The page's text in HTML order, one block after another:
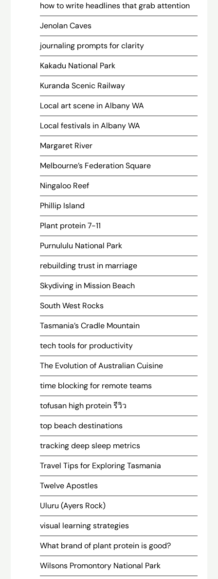
how to write headlines that grab attention
Jenolan Caves
journaling prompts for clarity
Kakadu National Park
Kuranda Scenic Railway
Local art scene in Albany WA
Local festivals in Albany WA
Margaret River
Melbourne’s Federation Square
Ningaloo Reef
Phillip Island
Plant protein 7-11
Purnululu National Park
rebuilding trust in marriage
Skydiving in Mission Beach
South West Rocks
Tasmania’s Cradle Mountain
tech tools for productivity
The Evolution of Australian Cuisine
time blocking for remote teams
tofusan high protein รีวิว
top beach destinations
tracking deep sleep metrics
Travel Tips for Exploring Tasmania
Twelve Apostles
Uluru (Ayers Rock)
visual learning strategies
What brand of plant protein is good?
Wilsons Promontory National Park